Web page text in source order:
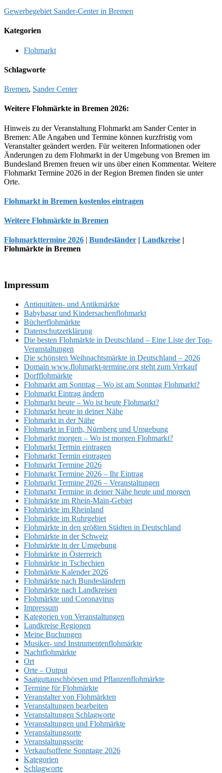
Gewerbegebiet Sander-Center in Bremen
Kategorien
Flohmarkt
Schlagworte
Bremen, Sander Center
Weitere Flohmärkte in Bremen 2026:
Hinweis zu der Veranstaltung Flohmarkt am Sander Center in
Bremen: Alle Angaben und Termine können kurzfristig vom
Veranstalter geändert werden. Für weiteren Informationen oder
Änderungen zu dem Flohmarkt in der Umgebung von Bremen im
Bundesland Bremen freuen wir uns über einen Kommentar. Weitere
Flohmarkt Termine 2026 in der Region Bremen finden sie unter
Orte.
Flohmarkt in Bremen kostenlos eintragen
Weitere Flohmärkte in Bremen
Flohmarkttermine 2026 | Bundesländer | Landkreise |
Flohmärkte in Bremen
Footer
Impressum
Antiquitäten- und Antikmärkte
Babybasar und Kindersachenflohmarkt
Bücherflohmärkte
Datenschutzerklärung
Die besten Flohmärkte in Deutschland – Eine Liste der Top-
Veranstaltungen
Die schönsten Weihnachtsmärkte in Deutschland – 2026
Domain www.flohmarkt-termine.org steht zum Verkauf
Dorfflohmärkte
Flohmarkt am Sonntag – Wo ist am Sonntag Flohmarkt?
Flohmarkt Eintrag ändern
Flohmarkt heute – Wo ist heute Flohmarkt?
Flohmarkt heute in deiner Nähe
Flohmarkt in der Nähe
Flohmarkt in Fürth, Nürnberg und Umgebung
Flohmarkt morgen – Wo ist morgen Flohmarkt?
Flohmarkt Termin eintragen
Flohmarkt Termin eintragen
Flohmarkt Termine 2026
Flohmarkt Termine 2026 – Ihr Eintrag
Flohmarkt Termine 2026 – Veranstaltungen
Flohmarkt Termine in deiner Nähe heute und morgen
Flohmärkte im Rhein-Main-Gebiet
Flohmärkte im Rheinland
Flohmärkte im Ruhrgebiet
Flohmärkte in den größten Städten in Deutschland
Flohmärkte in der Schweiz
Flohmärkte in der Umgebung
Flohmärkte in Österreich
Flohmärkte in Tschechien
Flohmärkte Kalender 2026
Flohmärkte nach Bundesländern
Flohmärkte nach Landkreisen
Flohmärkte und Coronavirus
Impressum
Kategorien von Veranstaltungen
Landkreise Regionen
Meine Buchungen
Musiker- und Instrumentenflohmärkte
Nachtflohmärkte
Ort
Orte – Output
Saatguttauschbörsen und Pflanzenflohmärkte
Termine für Flohmärkte
Veranstalter von Flohmärkten
Veranstaltungen bearbeiten
Veranstaltungen Schlagworte
Veranstaltungen und Flohmärkte
Veranstaltungsorte
Veranstaltungsseite
Verkaufsoffene Sonntage 2026
Kategorien
Schlagworte